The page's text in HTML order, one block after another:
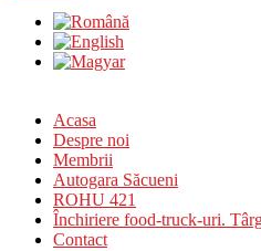
Acasa
Despre noi
Membrii
Autogara Săcueni
ROHU 421
Închiriere food-truck-uri.
Contact